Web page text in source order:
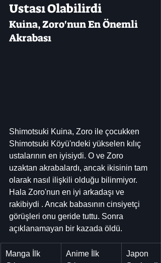
Ustası Olabilirdi
Kuina, Zoro'nun En Önemli
Akrabası
Shimotsuki Kuina, Zoro ile çocukken
Shimotsuki Köyü'ndeki yükselen kılıç
ustalarının en iyisiydi. O ve Zoro
uzaktan akrabalardı, ancak ikisinin tam
olarak nasıl ilişkili olduğu bilinmiyor.
Hala Zoro'nun en iyi arkadaşı ve
rakibiydi . Ancak babasının cinsiyetçi
görüşleri onu geride tuttu. Sonra
açıklanamayan bir kazada öldü.
Manga İlk
Anime İlk
Japon